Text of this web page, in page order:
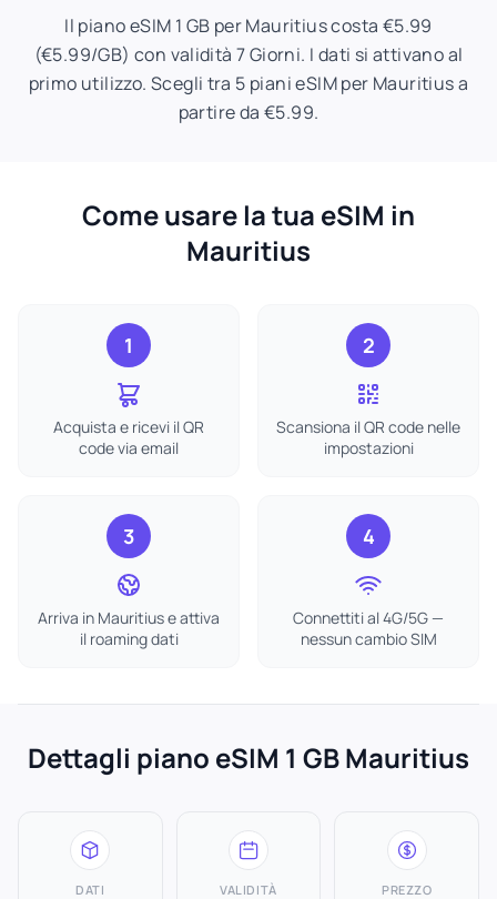
Il piano eSIM 1 GB per Mauritius costa €5.99
(€5.99/GB) con validità 7 Giorni. I dati si attivano al
primo utilizzo. Scegli tra 5 piani eSIM per Mauritius a
partire da €5.99.
Come usare la tua eSIM in
Mauritius
1
Acquista e ricevi il QR
code via email
2
Scansiona il QR code nelle
impostazioni
3
Arriva in Mauritius e attiva
il roaming dati
4
Connettiti al 4G/5G —
nessun cambio SIM
Dettagli piano eSIM 1 GB Mauritius
DATI VALIDITÀ PREZZO